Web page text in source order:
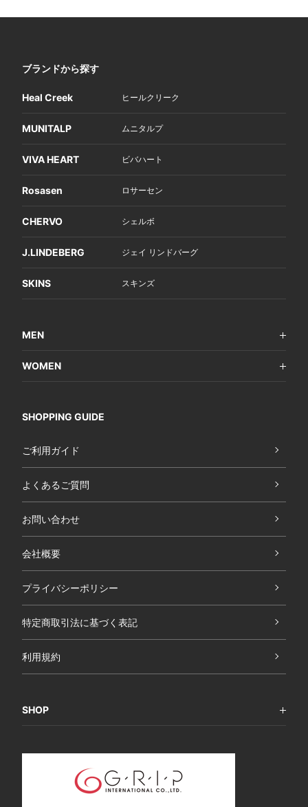
ブランドから探す
Heal Creek ヒールクリーク
MUNITALP ムニタルプ
VIVA HEART ビバハート
Rosasen ロサーセン
CHERVO シェルボ
J.LINDEBERG ジェイ リンドバーグ
SKINS スキンズ
MEN
WOMEN
SHOPPING GUIDE
ご利用ガイド
よくあるご質問
お問い合わせ
会社概要
プライバシーポリシー
特定商取引法に基づく表記
利用規約
SHOP